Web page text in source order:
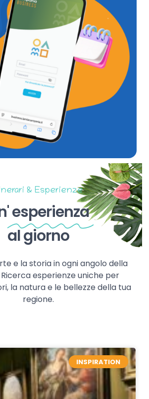
& Esperienze
esperienza
al giorno
e la storia in ogni angolo della
esperienze uniche per
la natura e le bellezze della tua
regione.
INSPIRATION